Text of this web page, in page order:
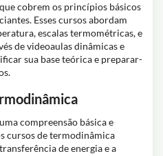
cobrem os princípios básicos
Esses cursos abordam
escalas termométricas, e
de videoaulas dinâmicas e
sua base teórica e preparar-
compreensão básica e
cursos de termodinâmica
de energia e a